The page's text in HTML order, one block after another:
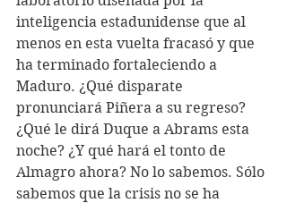
inteligencia estadunidense que al
menos en esta vuelta fracasó y que
ha terminado fortaleciendo a
Maduro. ¿Qué disparate
pronunciará Piñera a su regreso?
¿Qué le dirá Duque a Abrams esta
noche? ¿Y qué hará el tonto de
Almagro ahora? No lo sabemos. Sólo
sabemos que la crisis no se ha